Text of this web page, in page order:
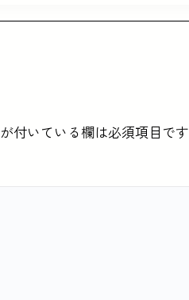
が付いている欄は必須項目です